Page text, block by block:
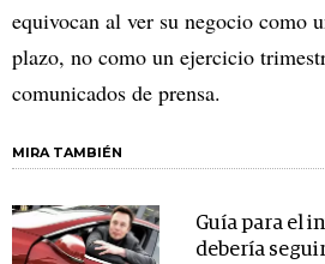
equivocan al ver su negocio como
plazo, no como un ejercicio
comunicados de prensa.
MIRA TAMBIÉN
Guía para el
debería